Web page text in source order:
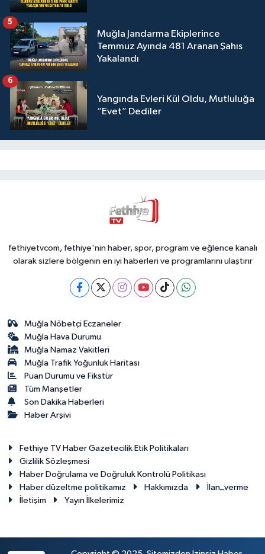
Muğla Jandarma Ekiplerince
Temmuz Ayında 481 Aranan Şahıs
Yakalandı
5
Yangında Evleri Kül Oldu, Mutluluğa
“Evet” Dediler
6
fethiyetvcom, fethiye'nin haber, spor, program ve eğlence kanalı
olarak sizlere bölgenin en iyi haberleri ve programlarını ulaştırır
Muğla Nöbetçi Eczaneler
Muğla Hava Durumu
Muğla Namaz Vakitleri
Muğla Trafik Yoğunluk Haritası
Puan Durumu ve Fikstür
Tüm Manşetler
Son Dakika Haberleri
Haber Arşivi
Fethiye TV Haber Gazetecilik Etik Politikaları
Gizlilik Sözleşmesi
Haber Doğrulama ve Doğruluk Kontrolü Politikası
Haber düzeltme politikamız
Hakkımızda
İlan_verme
İletişim
Yayın İlkelerimiz